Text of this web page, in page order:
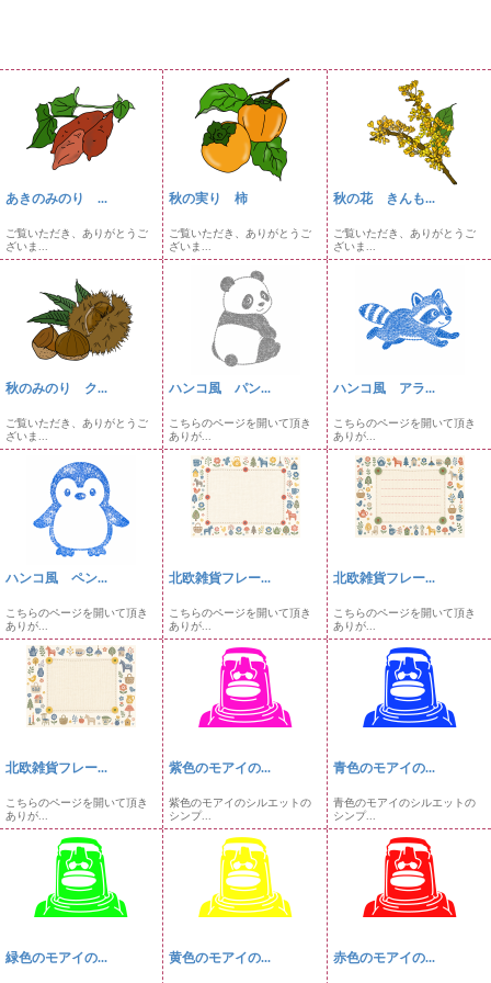
あきのみのり ...
ご覧いただき、ありがとうご
ざいま...
秋の実り 柿
ご覧いただき、ありがとうご
ざいま...
秋の花 きんも...
ご覧いただき、ありがとうご
ざいま...
秋のみのり ク...
ご覧いただき、ありがとうご
ざいま...
ハンコ風 パン...
こちらのページを開いて頂き
ありが...
ハンコ風 アラ...
こちらのページを開いて頂き
ありが...
ハンコ風 ペン...
こちらのページを開いて頂き
ありが...
北欧雑貨フレー...
こちらのページを開いて頂き
ありが...
北欧雑貨フレー...
こちらのページを開いて頂き
ありが...
北欧雑貨フレー...
こちらのページを開いて頂き
ありが...
紫色のモアイの...
紫色のモアイのシルエットの
シンプ...
青色のモアイの...
青色のモアイのシルエットの
シンプ...
緑色のモアイの... 黄色のモアイの... 赤色のモアイの...